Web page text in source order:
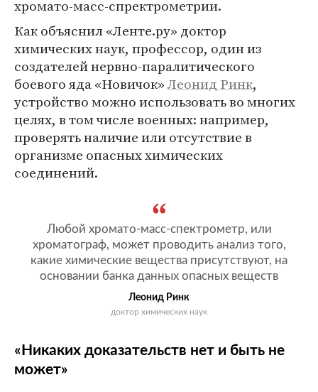
хромато-масс-спректрометрии.
Как объяснил «Ленте.ру» доктор
химических наук, профессор, один из
создателей нервно-паралитического
боевого яда «Новичок»Леонид Ринк,
устройство можно использовать во многих
целях, в том числе военных: например,
проверять наличие или отсутствие в
организме опасных химических
соединений.
Любой хромато-масс-спектрометр, или
хроматограф, может проводить анализ того,
какие химические вещества присутствуют, на
основании банка данных опасных веществ
Леонид Ринк
доктор химических наук
«Никаких доказательств нет и быть не
может»